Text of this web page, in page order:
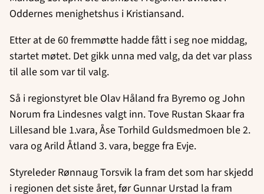
Oddernes menighetshus i Kristiansand.
Etter at de 60 fremmøtte hadde fått i seg noe middag,
startet møtet. Det gikk unna med valg, da det var plass
til alle som var til valg.
Så i regionstyret ble Olav Håland fra Byremo og John
Norum fra Lindesnes valgt inn. Tove Rustan Skaar fra
Lillesand ble 1.vara, Åse Torhild Guldsmedmoen ble 2.
vara og Arild Åtland 3. vara, begge fra Evje.
Styreleder Rønnaug Torsvik la fram det som har skjedd
i regionen det siste året, før Gunnar Urstad la fram